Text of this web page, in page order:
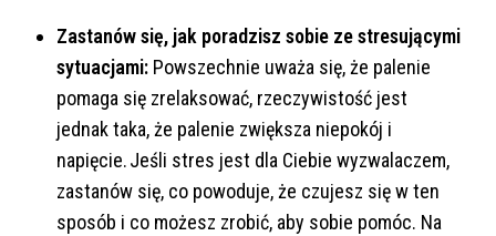
Zastanów się, jak poradzisz sobie ze stresującymi
sytuacjami: Powszechnie uważa się, że palenie
pomaga się zrelaksować, rzeczywistość jest
jednak taka, że palenie zwiększa niepokój i
napięcie. Jeśli stres jest dla Ciebie wyzwalaczem,
zastanów się, co powoduje, że czujesz się w ten
sposób i co możesz zrobić, aby sobie pomóc. Na